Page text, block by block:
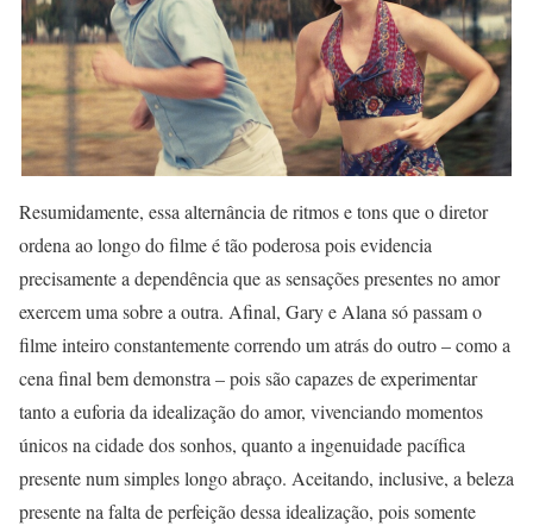
Resumidamente, essa alternância de ritmos e tons que o diretor
ordena ao longo do filme é tão poderosa pois evidencia
precisamente a dependência que as sensações presentes no amor
exercem uma sobre a outra. Afinal, Gary e Alana só passam o
filme inteiro constantemente correndo um atrás do outro – como a
cena final bem demonstra – pois são capazes de experimentar
tanto a euforia da idealização do amor, vivenciando momentos
únicos na cidade dos sonhos, quanto a ingenuidade pacífica
presente num simples longo abraço. Aceitando, inclusive, a beleza
presente na falta de perfeição dessa idealização, pois somente